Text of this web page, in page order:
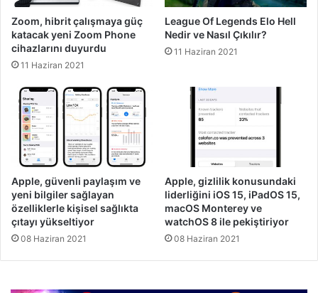
Zoom, hibrit çalışmaya güç
katacak yeni Zoom Phone
cihazlarını duyurdu
11 Haziran 2021
League Of Legends Elo Hell
Nedir ve Nasıl Çıkılır?
11 Haziran 2021
Apple, güvenli paylaşım ve
yeni bilgiler sağlayan
özelliklerle kişisel sağlıkta
çıtayı yükseltiyor
08 Haziran 2021
Apple, gizlilik konusundaki
liderliğini iOS 15, iPadOS 15,
macOS Monterey ve
watchOS 8 ile pekiştiriyor
08 Haziran 2021